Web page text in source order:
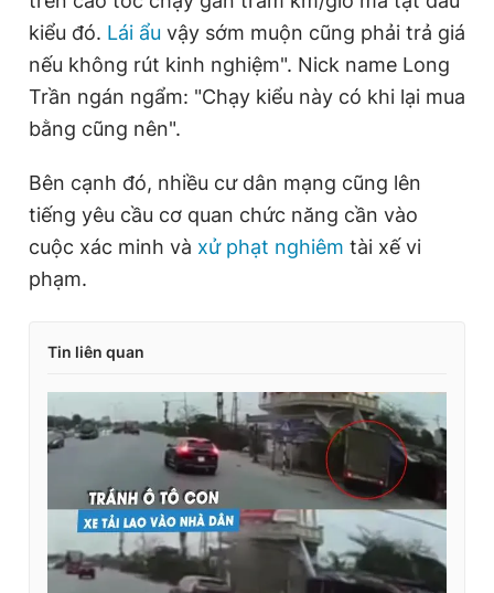
kiểu đó. Lái ẩu vậy sớm muộn cũng phải trả giá
nếu không rút kinh nghiệm". Nick name Long
Trần ngán ngẩm: "Chạy kiểu này có khi lại mua
bằng cũng nên".
Bên cạnh đó, nhiều cư dân mạng cũng lên
tiếng yêu cầu cơ quan chức năng cần vào
cuộc xác minh và xử phạt nghiêm tài xế vi
phạm.
Tin liên quan